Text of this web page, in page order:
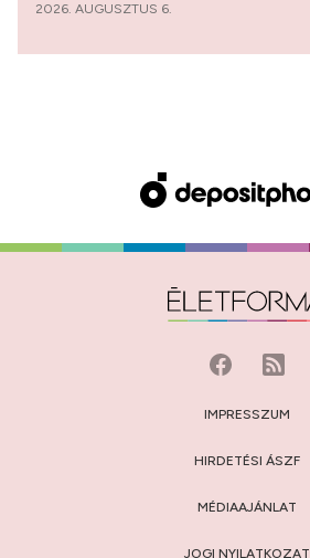
2026. AUGUSZTUS 6.
IMPRESSZUM
HIRDETÉSI ÁSZF
MÉDIAAJÁNLAT
JOGI NYILATKOZAT